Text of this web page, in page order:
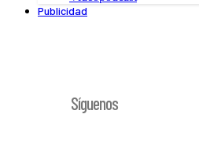
Publicidad
Síguenos